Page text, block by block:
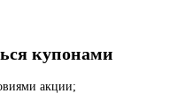
купонами
акции;